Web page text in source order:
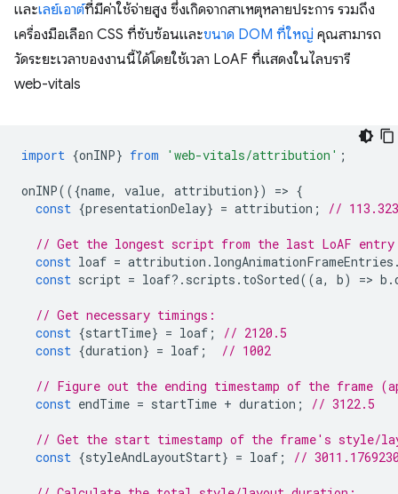
และเลย์เอาต์ที่มีค่าใช้จ่ายสูง ซึ่งเกิดจากสาเหตุหลายประการ รวมถึง
เครื่องมือเลือก CSS ที่ซับซ้อนและขนาด DOM ที่ใหญ่ คุณสามารถ
วัดระยะเวลาของงานนี้ได้โดยใช้เวลา LoAF ที่แสดงในไลบรารี
web-vitals
import {onINP} from 'web-vitals/attribution' ;
onINP(({name, value, attribution}) => {
const {presentationDelay} = attribution ; //
// Get the longest script from the last LoAF
const loaf = attribution . longAnimationFrameEntries
const script = loaf? . scripts . toSorted((a, b) => b .
// Get necessary timings:
const {startTime} = loaf ;
// 2120.5
const {duration} = loaf ; // 1002
// Figure out the ending timestamp of the frame
const endTime = startTime + duration ; // 3122.5
// Get the start timestamp of the frame's style/
const {styleAndLayoutStart} = loaf ; //